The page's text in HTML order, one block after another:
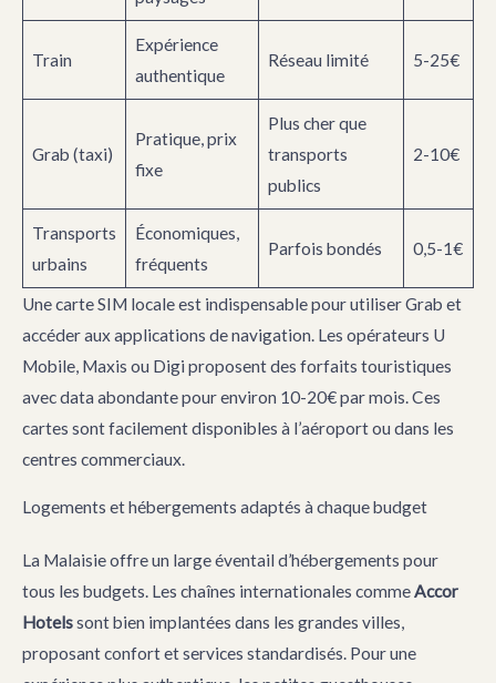
Train
Expérience
authentique
Réseau limité 5-25€
Grab (taxi)
Pratique, prix
fixe
Plus cher que
transports
publics
2-10€
Transports
urbains
Économiques,
fréquents
Parfois bondés 0,5-1€
Une carte SIM locale est indispensable pour utiliser Grab et
accéder aux applications de navigation. Les opérateurs U
Mobile, Maxis ou Digi proposent des forfaits touristiques
avec data abondante pour environ 10-20€ par mois. Ces
cartes sont facilement disponibles à l’aéroport ou dans les
centres commerciaux.
Logements et hébergements adaptés à chaque budget
La Malaisie offre un large éventail d’hébergements pour
tous les budgets. Les chaînes internationales commeAccor
Hotelssont bien implantées dans les grandes villes,
proposant confort et services standardisés. Pour une